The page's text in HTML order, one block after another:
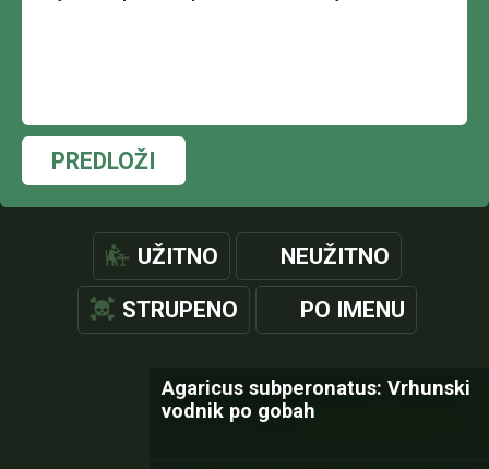
PREDLOŽI
UŽITNO NEUŽITNO
STRUPENO PO IMENU
Agaricus subperonatus: Vrhunski
vodnik po gobah